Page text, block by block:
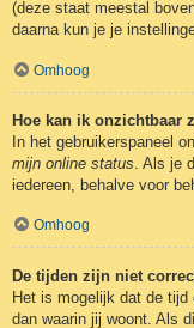
(deze staat meestal
daarna kun je je
Omhoog
Hoe kan ik onzichtbaar
In het gebruikerspaneel
mijn online status . Als je
iedereen, behalve voor
Omhoog
De tijden zijn niet
Het is mogelijk dat de tijd
dan waarin jij woont. Als